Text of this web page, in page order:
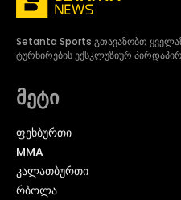
Setanta Sports გთავაზობთ
ტურნირების ექსკლუზიურ
მეტი
ᲤᲔᲮᲑᲣᲠᲗᲘ
MMA
ᲙᲐᲚᲐᲗᲑᲣᲠᲗᲘ
ᲠᲑᲝᲚᲐ